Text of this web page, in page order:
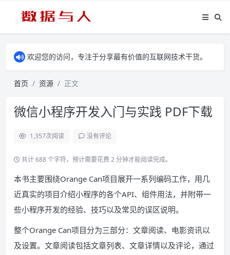
欢迎您的访问，专注于分享最有价值的互联网技术干货。
首页 资源 正文
微信小程序开发入门与实践 PDF下载
1,357次阅读 没有评论
共计 688 个字符，预计需要花费 2 分钟才能阅读完成。
本书主要围绕Orange Can项目展开一系列编码工作，用几
近真实的项目介绍小程序的各个API、组件用法，并附带一
些小程序开发的经验、技巧以及常见的误区说明。
整个Orange Can项目分为三部分：文章阅读、电影资讯以
及设置。文章阅读包括文章列表、文章详情以及评论，通过